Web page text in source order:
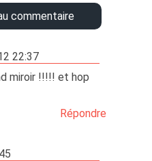
commentaire
22:37
miroir !!!!! et hop
Répondre